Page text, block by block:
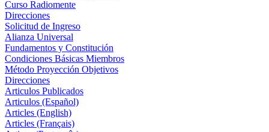
Curso Radiomente
Direcciones
Solicitud de Ingreso
Alianza Universal
Fundamentos y Constitución
Condiciones Básicas Miembros
Método Proyección Objetivos
Direcciones
Articulos Publicados
Articulos (Español)
Articles (English)
Articles (Français)